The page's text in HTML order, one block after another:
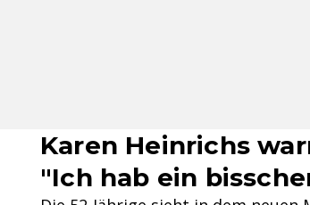
Karen Heinrichs
"Ich hab ein